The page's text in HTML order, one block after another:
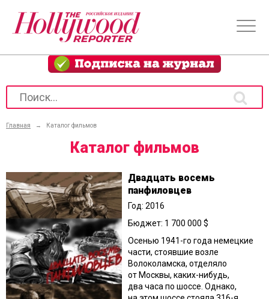
Главная → Каталог фильмов
Каталог фильмов
Двадцать восемь
панфиловцев
Год: 2016
Бюджет: 1 700 000 $
Осенью 1941-го года немецкие
части, стоявшие возле
Волоколамска, отделяло
от Москвы, каких-нибудь,
два часа по шоссе. Однако,